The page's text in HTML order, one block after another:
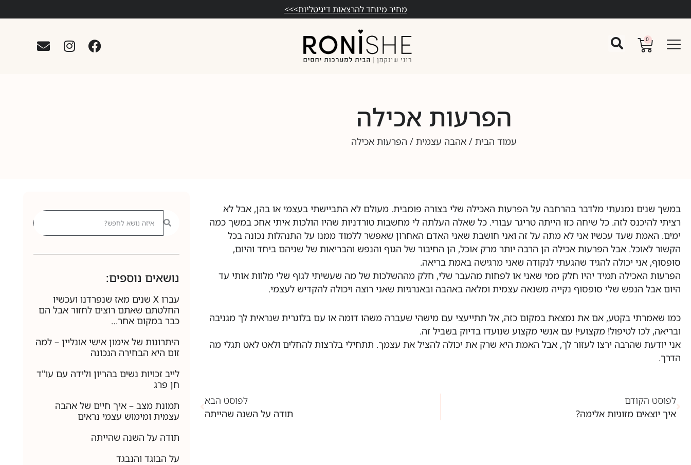
מחיר מיוחד להרצאות דיגיטליות>>>
0
הפרעות אכילה
עמוד הבית / אהבה עצמית / הפרעות אכילה
במשך שנים נמנעתי מלדבר בהרחבה על הפרעות האכילה שלי בצורה פומבית. מעולם לא התביישתי בעצמי או בהן, אבל לא
רציתי להיכנס לזה. כל שיחה כזו הייתה טריגר עבורי. כל שאלה העלתה לי מחשבות טורדניות שהיו הולכות איתי אחכ במשך כמה
ימים. האמת שעד עכשיו אני לא מתה על זה ואני חושבת שאני האדם האחרון שאפשר ללמוד ממנו על התנהלות נכונה בכל
הקשור לאוכל. אבל הפרעות אכילה הן הרבה יותר מרק אוכל, הן החיבור של הגוף והנפש והבריאות של שניהם ביחד והיום,
סופסוף, אני יכולה להגיד שהגעתי לנקודה שאני מרגישה באמת בריאה.
הפרעות האכילה תמיד יהיו חלק ממי שאני או לפחות מהעבר שלי, חלק מההשלכות של מה שעשיתי לגוף שלי מלוות אותי עד
היום אבל הנפש שלי סופסוף נקייה משנאה עצמית ומלאה באהבה ובאנרגיות שאני רוצה ויכולה להקדיש לעצמי.
כמו שאמרתי בקטע, אם את נמצאת במקום כזה, אל תתייעצי עם מישהי שעברה משהו דומה או עם בלוגרית שנראית לך מגניבה
ובריאה, לכו לטיפול! מקצועי! עם אנשי מקצוע שנועדו בדיוק בשביל זה.
אני יודעת שהרבה ירצו לעזור לך, אבל האמת היא שרק את יכולה להציל את עצמך. תתחילי בלרצות להחלים ולאט לאט תגלי מה
הדרך.
לפוסט הקודם
איך יוצאים מזוגיות אלימה?
לפוסט הבא
תודה על השנה שהייתה
נושאים נוספים:
עברו X שנים מאז שנפרדנו ועכשיו
החלטתם שאתם רוצים לחזור אבל הם
כבר במקום אחר…
היתרונות של אימון אישי אונליין – למה
זום היא הבחירה הנכונה
לייב זכויות נשים בהריון ולידה עם עו"ד
חן פרג
תמונת מצב – איך חיים של אהבה
עצמית ומימוש עצמי נראים
תודה על השנה שהייתה
על הבוגד והנבגד